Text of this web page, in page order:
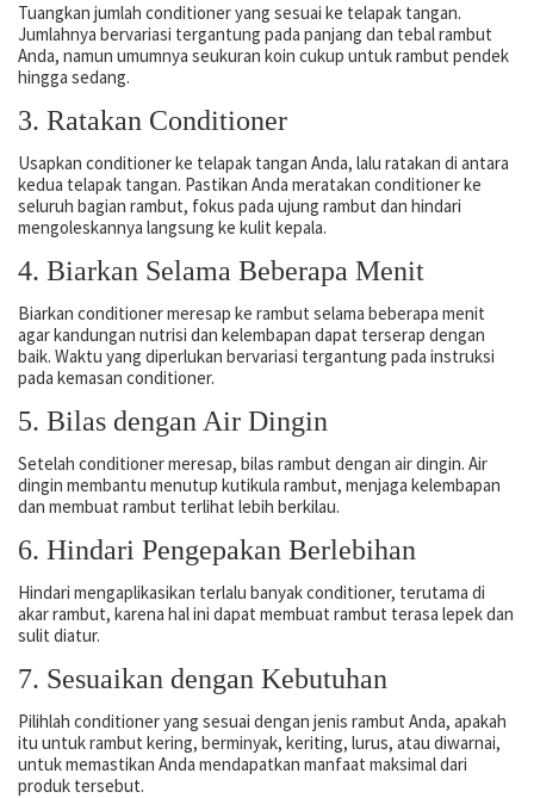
Tuangkan jumlah conditioner yang sesuai ke telapak tangan.
Jumlahnya bervariasi tergantung pada panjang dan tebal rambut
Anda, namun umumnya seukuran koin cukup untuk rambut pendek
hingga sedang.
3. Ratakan Conditioner
Usapkan conditioner ke telapak tangan Anda, lalu ratakan di antara
kedua telapak tangan. Pastikan Anda meratakan conditioner ke
seluruh bagian rambut, fokus pada ujung rambut dan hindari
mengoleskannya langsung ke kulit kepala.
4. Biarkan Selama Beberapa Menit
Biarkan conditioner meresap ke rambut selama beberapa menit
agar kandungan nutrisi dan kelembapan dapat terserap dengan
baik. Waktu yang diperlukan bervariasi tergantung pada instruksi
pada kemasan conditioner.
5. Bilas dengan Air Dingin
Setelah conditioner meresap, bilas rambut dengan air dingin. Air
dingin membantu menutup kutikula rambut, menjaga kelembapan
dan membuat rambut terlihat lebih berkilau.
6. Hindari Pengepakan Berlebihan
Hindari mengaplikasikan terlalu banyak conditioner, terutama di
akar rambut, karena hal ini dapat membuat rambut terasa lepek dan
sulit diatur.
7. Sesuaikan dengan Kebutuhan
Pilihlah conditioner yang sesuai dengan jenis rambut Anda, apakah
itu untuk rambut kering, berminyak, keriting, lurus, atau diwarnai,
untuk memastikan Anda mendapatkan manfaat maksimal dari
produk tersebut.